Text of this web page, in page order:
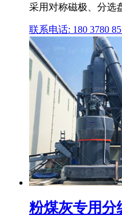
采用对称磁极、分选
联系电话: 180 3780
粉煤灰专用分